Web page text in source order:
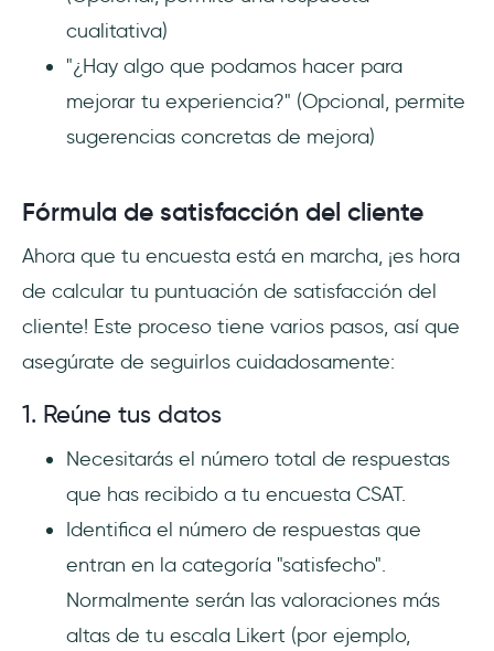
cualitativa)
"¿Hay algo que podamos hacer para
mejorar tu experiencia?" (Opcional, permite
sugerencias concretas de mejora)
Fórmula de satisfacción del cliente
Ahora que tu encuesta está en marcha, ¡es hora
de calcular tu puntuación de satisfacción del
cliente! Este proceso tiene varios pasos, así que
asegúrate de seguirlos cuidadosamente:
1. Reúne tus datos
Necesitarás el número total de respuestas
que has recibido a tu encuesta CSAT.
Identifica el número de respuestas que
entran en la categoría "satisfecho".
Normalmente serán las valoraciones más
altas de tu escala Likert (por ejemplo,